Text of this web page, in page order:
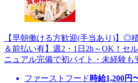
【早朝働ける方歓迎(手当あり)】◎
＆前払い有】週2・1日2h～OK！セ
ニュアル完備で初バイト・未経験も
ファーストフード 時給1,200円